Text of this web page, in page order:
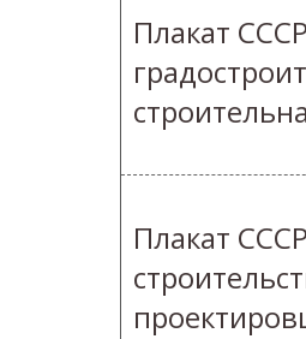
Плакат СССР
Плакат